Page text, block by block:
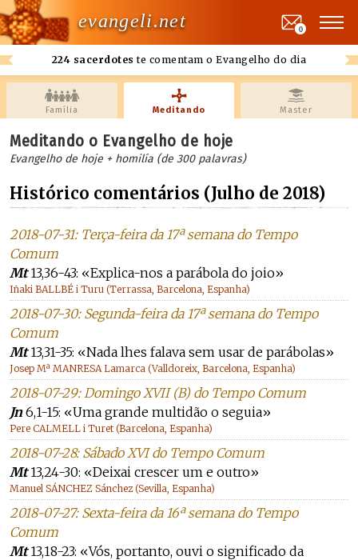
evangeli.net
224 sacerdotes te comentam o Evangelho do dia
0
Família Meditando Master
Meditando o Evangelho de hoje
Evangelho de hoje + homilía (de 300 palavras)
Histórico comentários (Julho de 2018)
2018-07-31: Terça-feira da 17ª semana do Tempo
Comum
Mt13,36-43: «Explica-nos a parábola do joio»
Iñaki BALLBÉ i Turu (Terrassa, Barcelona, Espanha)
2018-07-30: Segunda-feira da 17ª semana do Tempo
Comum
Mt13,31-35: «Nada lhes falava sem usar de parábolas»
Josep Mª MANRESA Lamarca (Valldoreix, Barcelona, Espanha)
2018-07-29: Domingo XVII (B) do Tempo Comum
Jn6,1-15: «Uma grande multidão o seguia»
Pere CALMELL i Turet (Barcelona, Espanha)
2018-07-28: Sábado XVI do Tempo Comum
Mt13,24-30: «Deixai crescer um e outro»
Manuel SÁNCHEZ Sánchez (Sevilla, Espanha)
2018-07-27: Sexta-feira da 16ª semana do Tempo
Comum
Mt13,18-23: «Vós, portanto, ouvi o significado da